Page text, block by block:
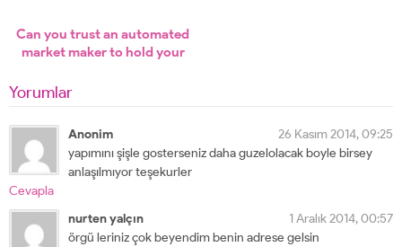
Can you trust an automated
market maker to hold your
Yorumlar
Anonim
26 Kasım 2014, 09:25
yapımını şişle gosterseniz daha guzelolacak boyle birsey
anlaşılmıyor teşekurler
Cevapla
nurten yalçın
1 Aralık 2014, 00:57
örgü leriniz çok beyendim benin adrese gelsin